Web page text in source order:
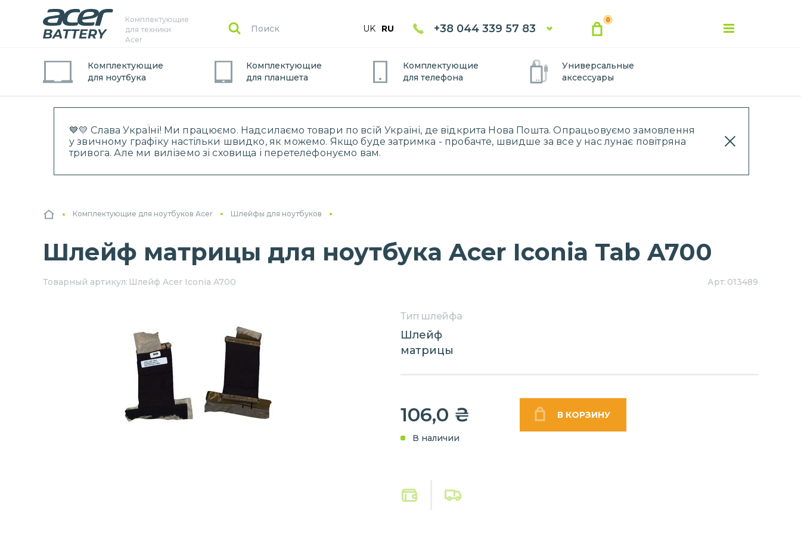
💙💛 Слава УкраЇні! Ми працюємо. Надсилаємо товари по всій Україні, де відкрита Нова Пошта. Опрацьовуємо замовлення
у звичному графіку настільки швидко, як можемо. Якщо буде затримка - пробачте, швидше за все у нас лунає повітряна
тривога. Але ми виліземо зі сховища і перетелефонуємо вам.
Комплектующие
для техники
Acer
UK RU +38 044 339 57 83
0
Комплектующие
для ноутбука
Комплектующие
для планшета
Комплектующие
для телефона
Универсальные
аксессуары
Комплектующие для ноутбуков Acer Шлейфы для ноутбуков
Шлейф матрицы для ноутбука Acer Iconia Tab A700
Товарный артикул: Шлейф Acer Iconia A700 Арт: 013489
Тип шлейфа
Шлейф
матрицы
106,0 ₴
В наличии